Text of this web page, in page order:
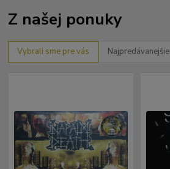
Z našej ponuky
Vybrali sme pre vás Najpredávanejšie